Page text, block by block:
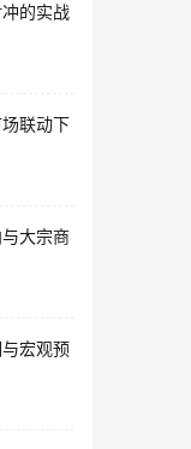
的实战
联动下
大宗商
宏观预